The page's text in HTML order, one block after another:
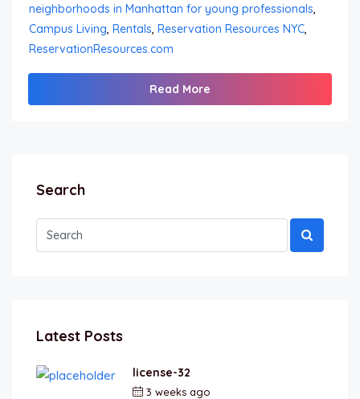
neighborhoods in Manhattan for young professionals,
Campus Living, Rentals, Reservation Resources NYC,
ReservationResources.com
Read More
Search
Latest Posts
license-32
3 weeks ago